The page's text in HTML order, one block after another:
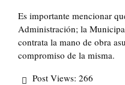
Es importante mencionar
Administración; la
contrata la mano de obra
compromiso de la misma.
Post Views: 266